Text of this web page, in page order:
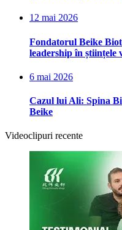
12 mai 2026
Fondatorul Beike
leadership în științele
6 mai 2026
Cazul lui Ali: Spina
Beike
Videoclipuri recente